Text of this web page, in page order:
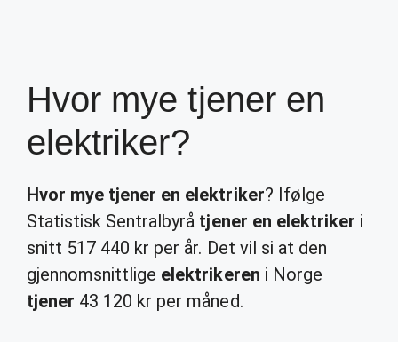
Hvor mye tjener en
elektriker?
Hvor mye tjener en elektriker? Ifølge
Statistisk Sentralbyrå tjener en elektriker i
snitt 517 440 kr per år. Det vil si at den
gjennomsnittlige elektrikeren i Norge
tjener 43 120 kr per måned.